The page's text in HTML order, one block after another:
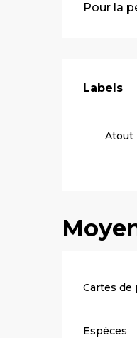
Pour la
Labels
Labels
Atout
Cartes de
Espèces